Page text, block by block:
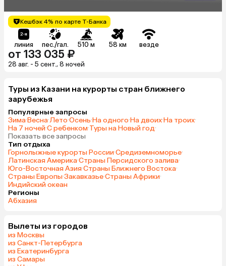
Кешбэк 4% по карте Т-Банка
линия пес./гал. 510 м 58 км везде
от 133 035 ₽
28 авг. - 5 сент., 8 ночей
Туры из Казани на курорты стран ближнего
зарубежья
Популярные запросы
Зима·Весна·Лето·Осень·На одного·На двоих·На троих·
На 7 ночей·С ребенком·Туры на Новый год·
Показать все запросы
Тип отдыха
Горнолыжные курорты России·Средиземноморье·
Латинская Америка·Страны Персидского залива·
Юго-Восточная Азия·Страны Ближнего Востока·
Страны Европы·Закавказье·Страны Африки·
Индийский океан
Регионы
Абхазия
Вылеты из городов
из Москвы
из Санкт-Петербурга
из Екатеринбурга
из Самары